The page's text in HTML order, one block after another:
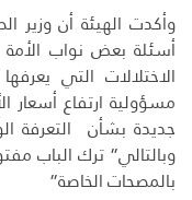
وأكدت الهيئة أن وزير
أسئلة بعض نواب
الاختلالات التي
مسؤولية ارتفاع أسعار
جديدة بشأن التعرفة
وبالتالي” ترك الباب
بالمصحات الخاصة”